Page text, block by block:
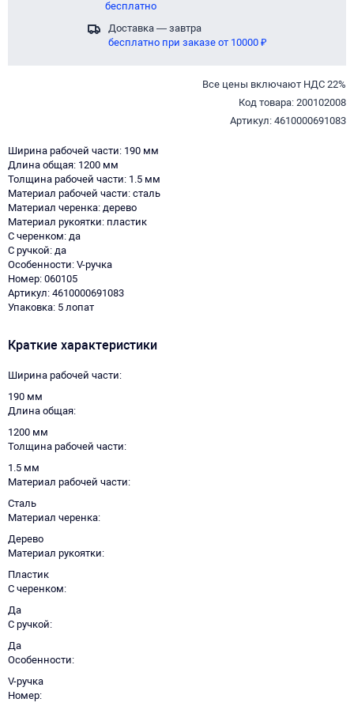
бесплатно
Доставка — завтра
бесплатно при заказе от 10000 ₽
Все цены включают НДС 22%
Код товара: 200102008
Артикул: 4610000691083
Ширина рабочей части: 190 мм
Длина общая: 1200 мм
Толщина рабочей части: 1.5 мм
Материал рабочей части: сталь
Материал черенка: дерево
Материал рукоятки: пластик
С черенком: да
С ручкой: да
Особенности: V-ручка
Номер: 060105
Артикул: 4610000691083
Упаковка: 5 лопат
Краткие характеристики
Ширина рабочей части
190 мм
Длина общая
1200 мм
Толщина рабочей части
1.5 мм
Материал рабочей части
Сталь
Материал черенка
Дерево
Материал рукоятки
Пластик
С черенком
Да
С ручкой
Да
Особенности
V-ручка
Номер